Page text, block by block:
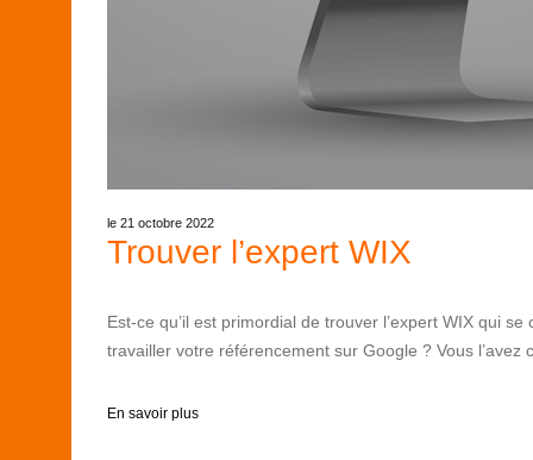
le 21 octobre 2022
Trouver l’expert WIX
Est-ce qu’il est primordial de trouver l’expert WIX qui se
travailler votre référencement sur Google ? Vous l’avez
En savoir plus